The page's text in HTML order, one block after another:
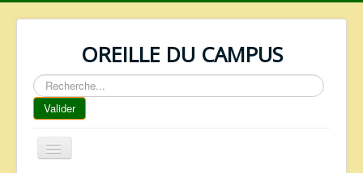
OREILLE DU CAMPUS
Rechercher
Valider
Basculer
la